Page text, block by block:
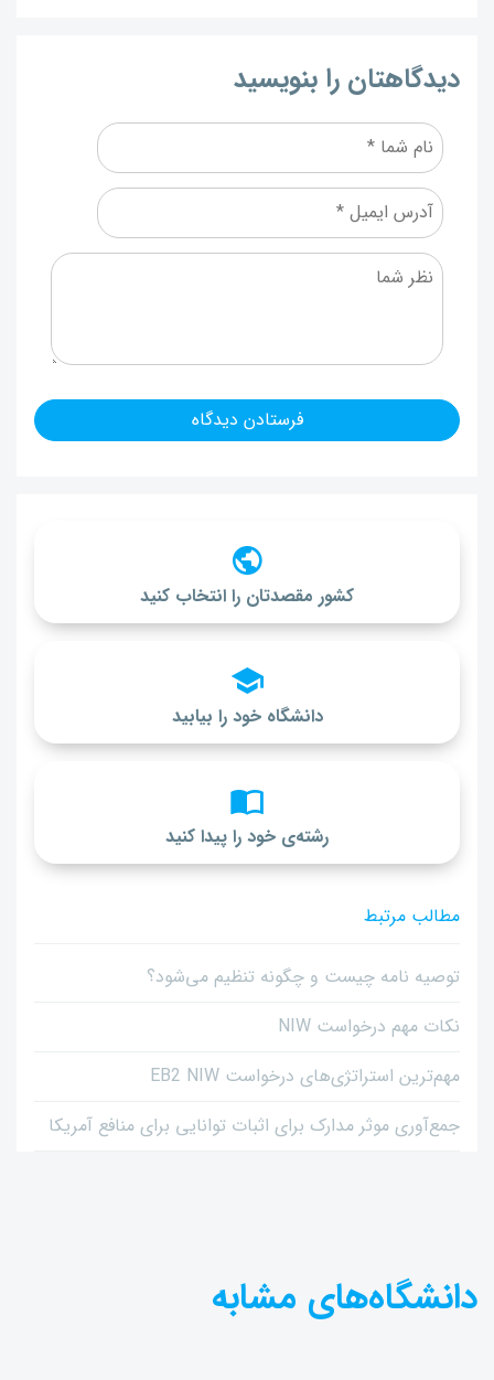
دیدگاهتان را بنویسید
کشور مقصدتان را انتخاب کنید
دانشگاه خود را بیابید
رشته‌ی خود را پیدا کنید
مطالب مرتبط
توصیه نامه چیست و چگونه تنظیم می‌شود؟
نکات مهم درخواست NIW
مهم‌ترین استراتژی‌های درخواست EB2 NIW
جمع‌آوری موثر مدارک برای اثبات توانایی برای منافع آمریکا
دانشگاه‌های مشابه